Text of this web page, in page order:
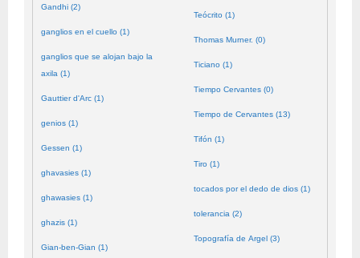
Gandhi (2)
ganglios en el cuello (1)
ganglios que se alojan bajo la
axila (1)
Gauttier d'Arc (1)
genios (1)
Gessen (1)
ghavasies (1)
ghawasies (1)
ghazis (1)
Gian-ben-Gian (1)
Teócrito (1)
Thomas Murner. (0)
Ticiano (1)
Tiempo Cervantes (0)
Tiempo de Cervantes (13)
Tifón (1)
Tiro (1)
tocados por el dedo de dios (1)
tolerancia (2)
Topografía de Argel (3)